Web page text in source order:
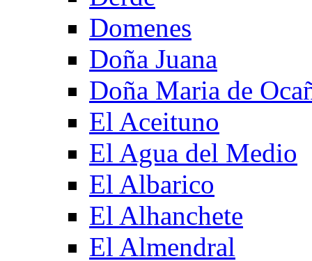
Domenes
Doña Juana
Doña Maria de
El Aceituno
El Agua del Medio
El Albarico
El Alhanchete
El Almendral